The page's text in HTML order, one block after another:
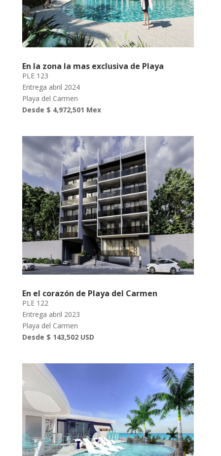
En la zona la mas exclusiva de Playa
PLE 123
Entrega abril 2024
Playa del Carmen
Desde $ 4,972,501 Mex
En el corazón de Playa del Carmen
PLE 122
Entrega abril 2023
Playa del Carmen
Desde $ 143,502 USD